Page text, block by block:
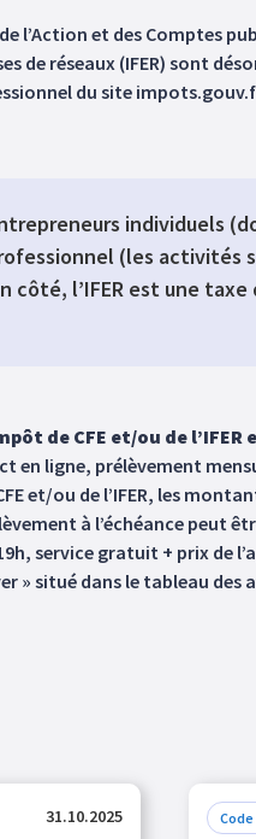
l’Action et des Comptes
de réseaux (IFER) sont
du site
individuels
(les
l’IFER est une
de CFE et/ou de l’IFER
ligne, prélèvement
et/ou de l’IFER, les
à l’échéance peut
service gratuit + prix de
situé dans le tableau des
31.10.2025